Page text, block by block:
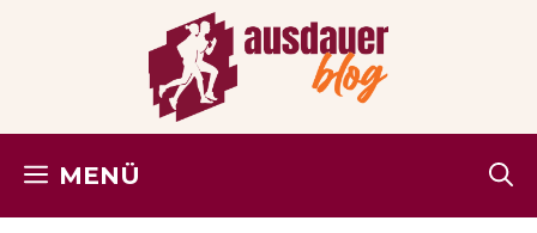
MENÜ